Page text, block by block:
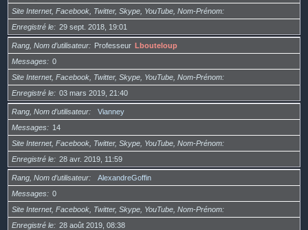
Site Internet, Facebook, Twitter, Skype, YouTube, Nom-Prénom
Enregistré le
29 sept. 2018, 19:01
Rang, Nom d’utilisateur Professeur Lbouteloup
Messages
0
Site Internet, Facebook, Twitter, Skype, YouTube, Nom-Prénom
Enregistré le
03 mars 2019, 21:40
Rang, Nom d’utilisateur
Vianney
Messages
14
Site Internet, Facebook, Twitter, Skype, YouTube, Nom-Prénom
Enregistré le
28 avr. 2019, 11:59
Rang, Nom d’utilisateur
AlexandreGoffin
Messages
0
Site Internet, Facebook, Twitter, Skype, YouTube, Nom-Prénom
Enregistré le
28 août 2019, 08:38